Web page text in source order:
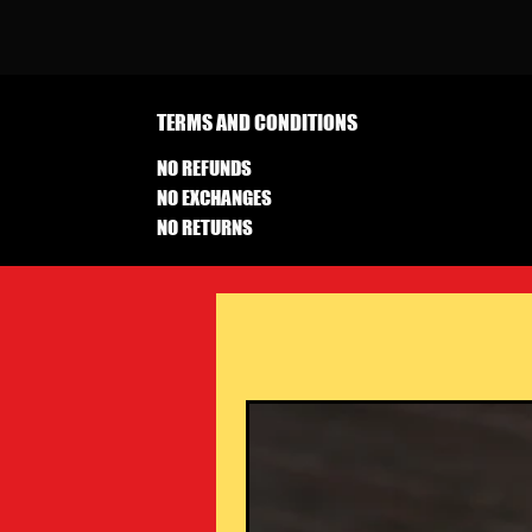
TERMS AND CONDITIONS
NO REFUNDS
NO EXCHANGES
NO RETURNS